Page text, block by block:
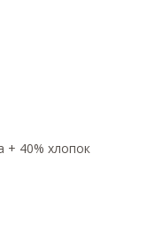
+ 40% хлопок